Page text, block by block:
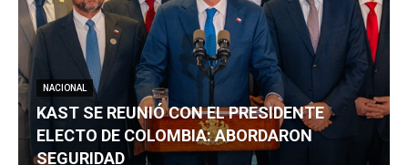
NACIONAL
KAST SE REUNIÓ CON EL PRESIDENTE
ELECTO DE COLOMBIA: ABORDARON
SEGURIDAD